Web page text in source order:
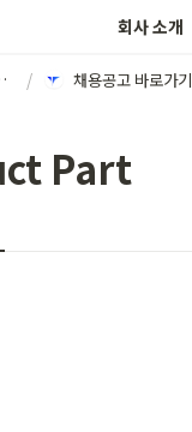
회사 소개
합니다 / 채용공고 바로가기
Part